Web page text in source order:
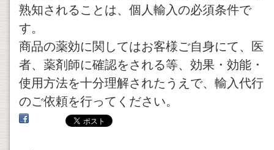
熟知されることは、個人輸入の必須条件で
す。
商品の薬効に関してはお客様ご自身にて、医
者、薬剤師に確認をされる等、効果・効能・
使用方法を十分理解されたうえで、輸入代行
のご依頼を行ってください。